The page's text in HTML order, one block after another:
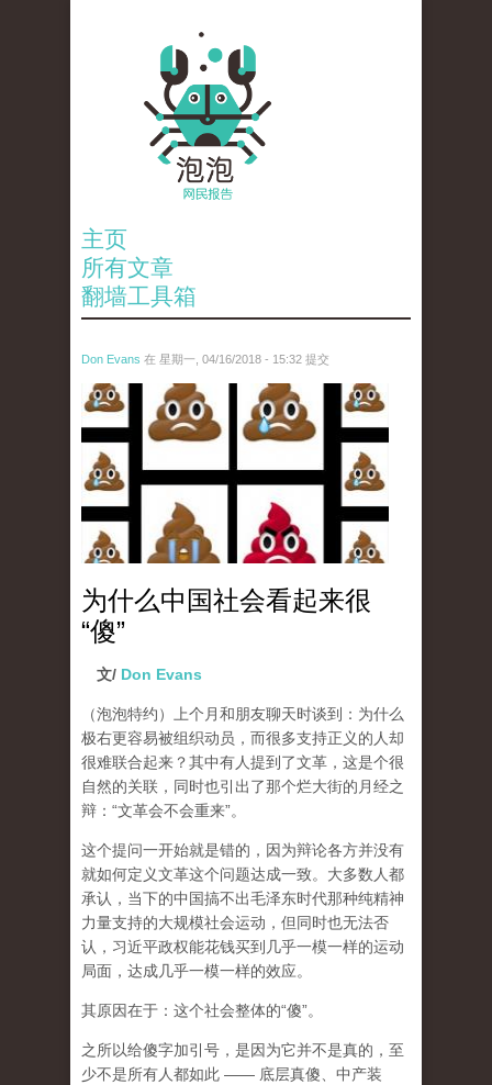
主页
所有文章
翻墙工具箱
Don Evans 在 星期一, 04/16/2018 - 15:32 提交
wechatimg1053.jpeg
为什么中国社会看起来很
“傻”
文/ Don Evans
（泡泡特约）
上个月和朋友聊天时谈到：为什么
极右更容易被组织动员，而很多支持正义的人却
很难联合起来？其中有人提到了文革，这是个很
自然的关联，同时也引出了那个烂大街的月经之
辩：“文革会不会重来”。
这个提问一开始就是错的，因为辩论各方并没有
就如何定义文革这个问题达成一致。大多数人都
承认，当下的中国搞不出毛泽东时代那种纯精神
力量支持的大规模社会运动，但同时也无法否
认，习近平政权能花钱买到几乎一模一样的运动
局面，达成几乎一模一样的效应。
其原因在于：这个社会整体的“傻”。
之所以给傻字加引号，是因为它并不是真的，至
少不是所有人都如此 —— 底层真傻、中产装